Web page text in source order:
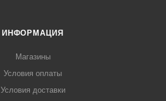
ИНФОРМАЦИЯ
Магазины
Условия оплаты
Условия доставки